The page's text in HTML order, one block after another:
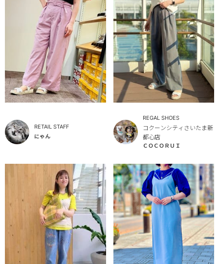
RETAIL STAFF
にゃん
REGAL SHOES
コクーンシティさいたま新
都心店
ＣＯＣＯＲＵＩ